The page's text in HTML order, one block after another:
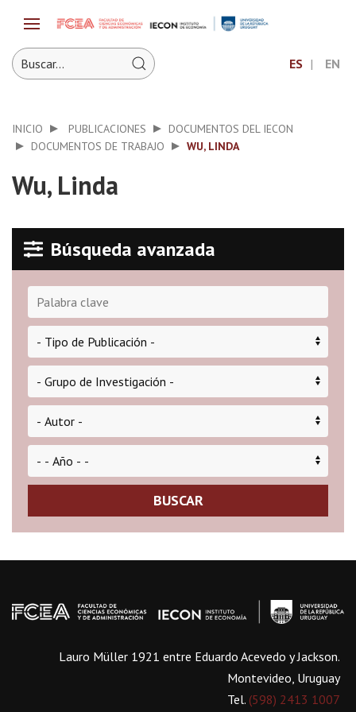
ES EN
INICIO PUBLICACIONES
DOCUMENTOS DEL IECON
DOCUMENTOS DE TRABAJO
WU, LINDA
Búsqueda avanzada
BUSCAR
Wu, Linda
Lauro Müller 1921 entre Eduardo Acevedo y Jackson.
Montevideo, Uruguay
Tel. (598) 2413 1007